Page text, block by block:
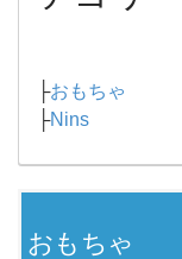
├おもちゃ
├Nins
おもちゃ